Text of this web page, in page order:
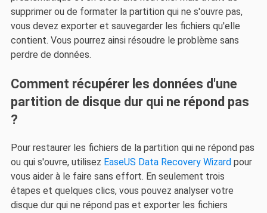
supprimer ou de formater la partition qui ne s'ouvre pas,
vous devez exporter et sauvegarder les fichiers qu'elle
contient. Vous pourrez ainsi résoudre le problème sans
perdre de données.
Comment récupérer les données d'une
partition de disque dur qui ne répond pas
?
Pour restaurer les fichiers de la partition qui ne répond pas
ou qui s'ouvre, utilisez EaseUS Data Recovery Wizard pour
vous aider à le faire sans effort. En seulement trois
étapes et quelques clics, vous pouvez analyser votre
disque dur qui ne répond pas et exporter les fichiers